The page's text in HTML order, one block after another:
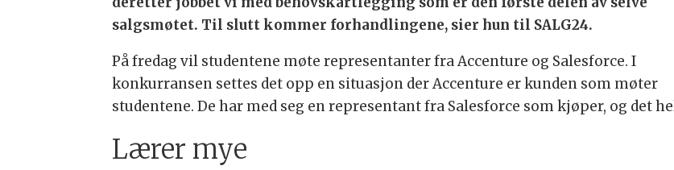
salgsmøtet. Til slutt kommer forhandlingene, sier hun til SALG24.
På fredag vil studentene møte representanter fra Accenture og Salesforce. I
konkurransen settes det opp en situasjon der Accenture er kunden som møter
studentene. De har med seg en representant fra Salesforce som kjøper, og det
Lærer mye